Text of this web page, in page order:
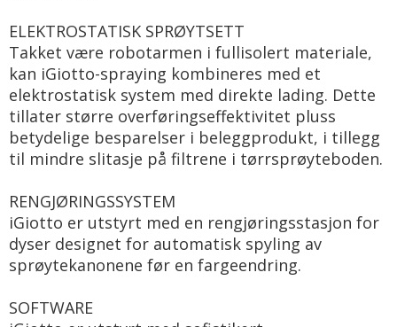
ELEKTROSTATISK SPRØYTSETT
Takket være robotarmen i fullisolert materiale,
kan iGiotto-spraying kombineres med et
elektrostatisk system med direkte lading. Dette
tillater større overføringseffektivitet pluss
betydelige besparelser i beleggprodukt, i tillegg
til mindre slitasje på filtrene i tørrsprøyteboden.
RENGJØRINGSSYSTEM
iGiotto er utstyrt med en rengjøringsstasjon for
dyser designet for automatisk spyling av
sprøytekanonene før en fargeendring.
SOFTWARE